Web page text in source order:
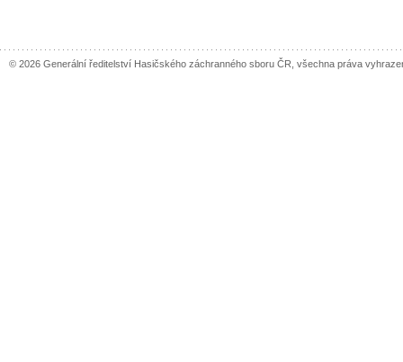
© 2026 Generální ředitelství Hasičského záchranného sboru ČR, všechna práva